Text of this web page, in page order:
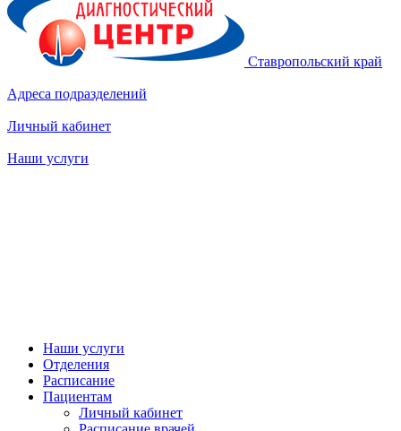
Ставропольский край
Адреса подразделений
Личный кабинет
Наши услуги
Наши услуги
Отделения
Расписание
Пациентам
Личный кабинет